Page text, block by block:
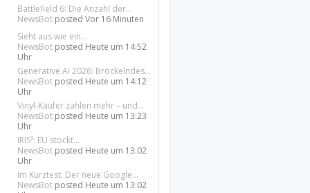
Battlefield 6: Die Anzahl der...
NewsBot postedVor 16 Minuten
Sieht aus wie ein...
NewsBot posted Heute um 14:52
Uhr
Generative AI 2026: Bröckelndes...
NewsBot posted Heute um 14:12
Uhr
Vinyl-Käufer zahlen mehr – und...
NewsBot posted Heute um 13:23
Uhr
IRIS²: EU stockt...
NewsBot posted Heute um 13:02
Uhr
Im Kurztest: Der neue Google...
NewsBot posted Heute um 13:02